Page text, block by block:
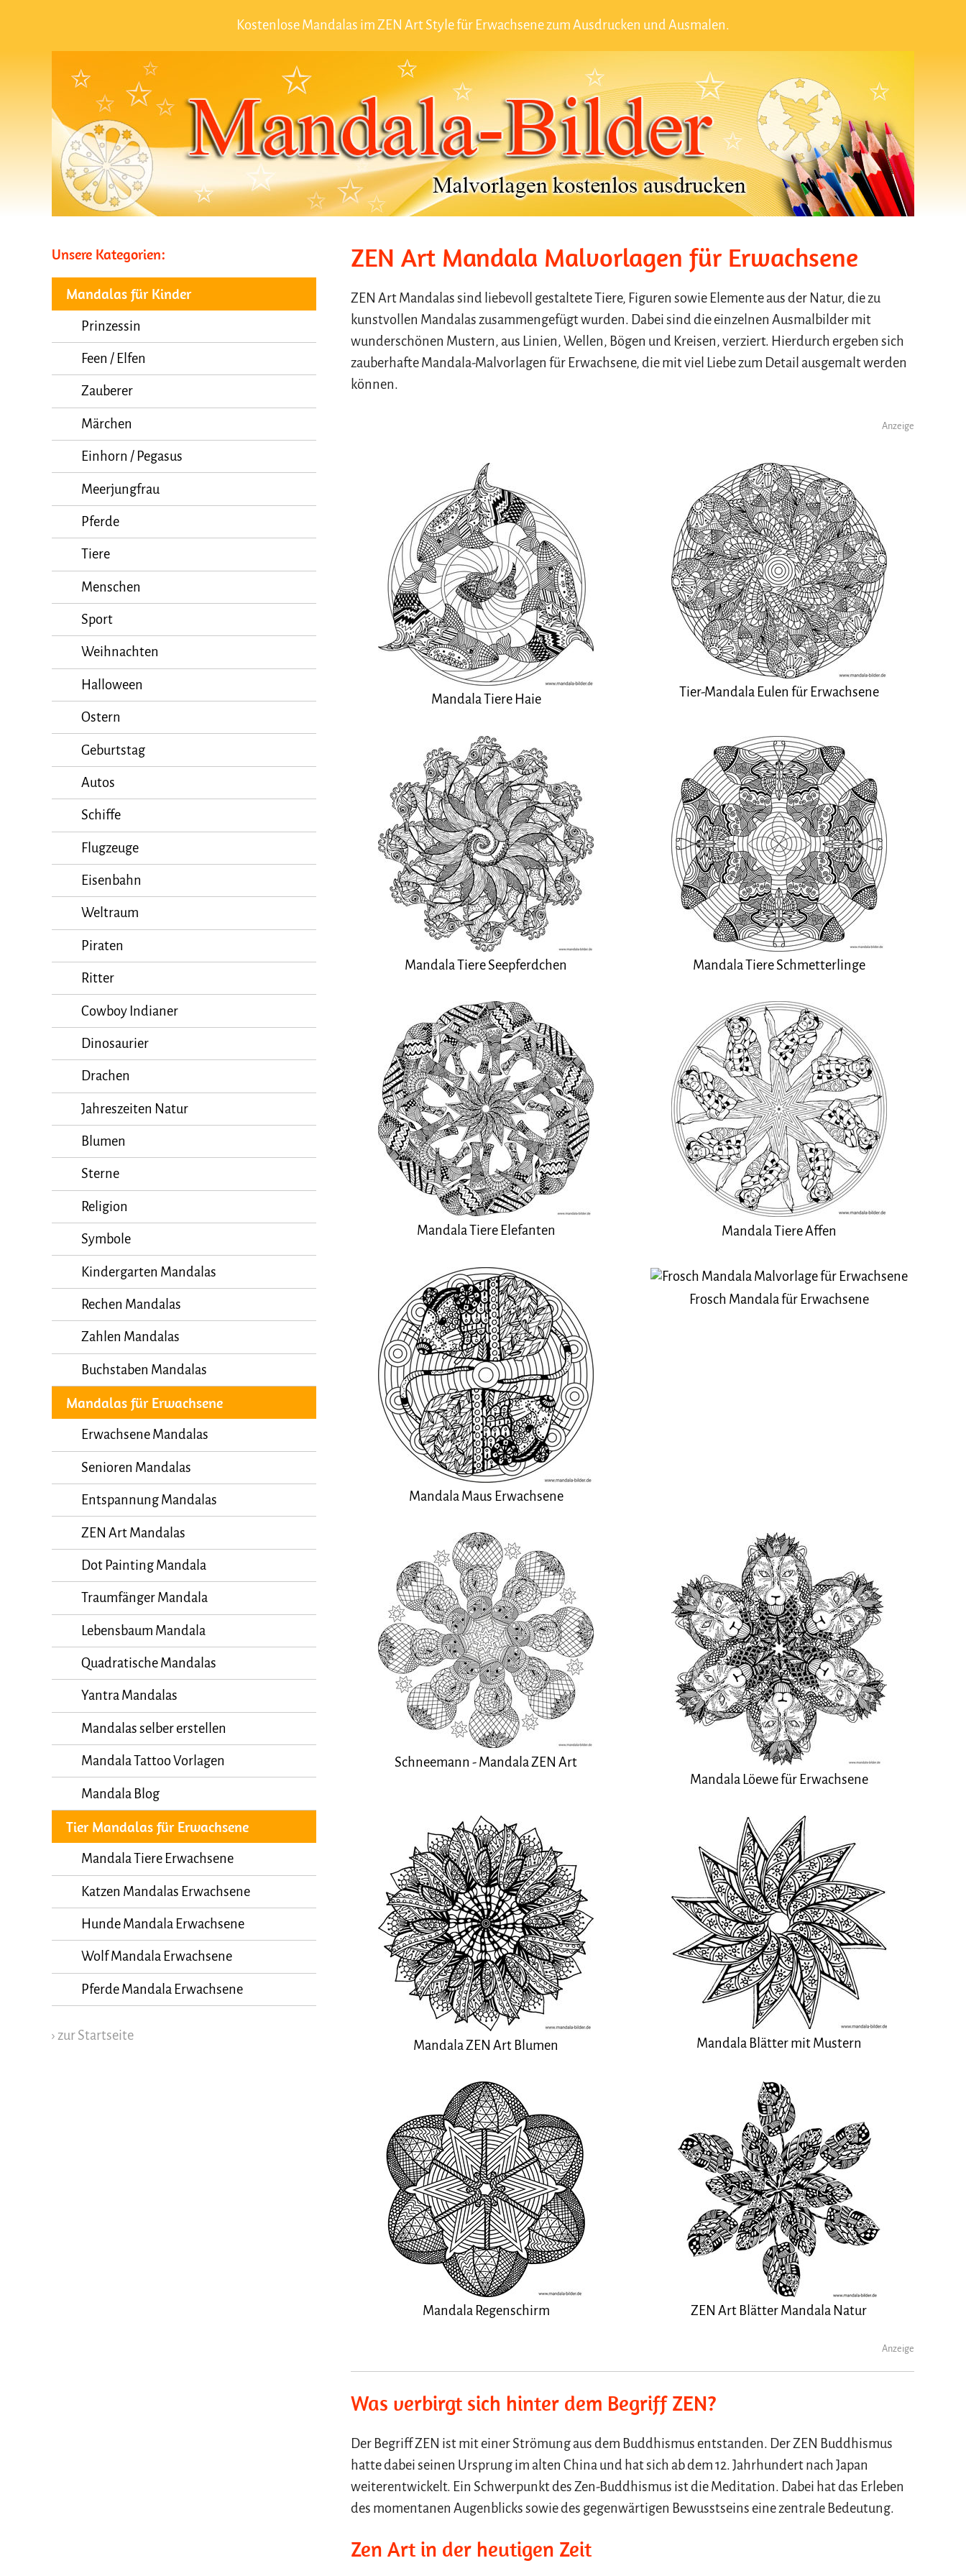
Kostenlose Mandalas im ZEN Art Style für Erwachsene zum Ausdrucken und Ausmalen.
Unsere Kategorien:
Mandalas für Kinder
Prinzessin
Feen / Elfen
Zauberer
Märchen
Einhorn / Pegasus
Meerjungfrau
Pferde
Tiere
Menschen
Sport
Weihnachten
Halloween
Ostern
Geburtstag
Autos
Schiffe
Flugzeuge
Eisenbahn
Weltraum
Piraten
Ritter
Cowboy Indianer
Dinosaurier
Drachen
Jahreszeiten Natur
Blumen
Sterne
Religion
Symbole
Kindergarten Mandalas
Rechen Mandalas
Zahlen Mandalas
Buchstaben Mandalas
Mandalas für Erwachsene
Erwachsene Mandalas
Senioren Mandalas
Entspannung Mandalas
ZEN Art Mandalas
Dot Painting Mandala
Traumfänger Mandala
Lebensbaum Mandala
Quadratische Mandalas
Yantra Mandalas
Mandalas selber erstellen
Mandala Tattoo Vorlagen
Mandala Blog
Tier Mandalas für Erwachsene
Mandala Tiere Erwachsene
Katzen Mandalas Erwachsene
Hunde Mandala Erwachsene
Wolf Mandala Erwachsene
Pferde Mandala Erwachsene
› zur Startseite
ZEN Art Mandala Malvorlagen für Erwachsene
ZEN Art Mandalas sind liebevoll gestaltete Tiere, Figuren sowie Elemente aus der Natur, die zu
kunstvollen Mandalas zusammengefügt wurden. Dabei sind die einzelnen Ausmalbilder mit
wunderschönen Mustern, aus Linien, Wellen, Bögen und Kreisen, verziert. Hierdurch ergeben sich
zauberhafte Mandala-Malvorlagen für Erwachsene, die mit viel Liebe zum Detail ausgemalt werden
können.
Anzeige
Mandala Tiere Haie Tier-Mandala Eulen für Erwachsene
Mandala Tiere Seepferdchen Mandala Tiere Schmetterlinge
Mandala Tiere Elefanten Mandala Tiere Affen
Mandala Maus Erwachsene
Frosch Mandala für Erwachsene
Schneemann - Mandala ZEN Art
Mandala Löewe für Erwachsene
Mandala ZEN Art Blumen Mandala Blätter mit Mustern
Mandala Regenschirm ZEN Art Blätter Mandala Natur
Anzeige
Was verbirgt sich hinter dem Begriff ZEN?
Der Begriff ZEN ist mit einer Strömung aus dem Buddhismus entstanden. Der ZEN Buddhismus
hatte dabei seinen Ursprung im alten China und hat sich ab dem 12. Jahrhundert nach Japan
weiterentwickelt. Ein Schwerpunkt des Zen-Buddhismus ist die Meditation. Dabei hat das Erleben
des momentanen Augenblicks sowie des gegenwärtigen Bewusstseins eine zentrale Bedeutung.
Zen Art in der heutigen Zeit